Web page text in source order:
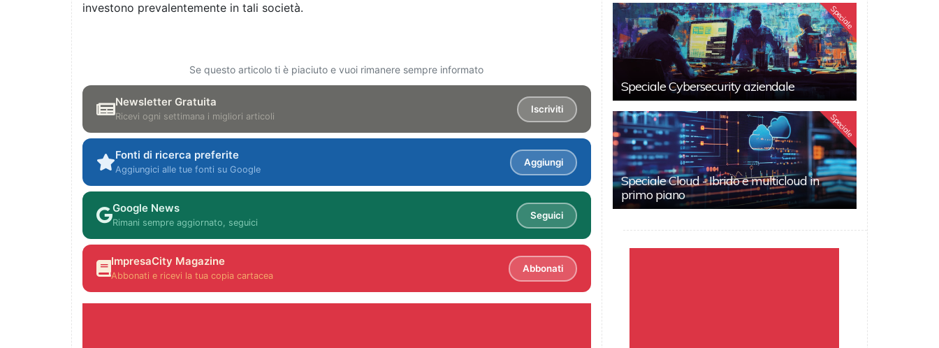
investono prevalentemente in tali società.
Se questo articolo ti è piaciuto e vuoi rimanere sempre informato
Newsletter Gratuita
Ricevi ogni settimana i migliori articoli
Iscriviti
Fonti di ricerca preferite
Aggiungici alle tue fonti su Google
Aggiungi
Google News
Rimani sempre aggiornato, seguici
Seguici
ImpresaCity Magazine
Abbonati e ricevi la tua copia cartacea
Abbonati
Speciale
Speciale Cybersecurity aziendale
Speciale
Speciale Cloud - Ibrido e multicloud in
primo piano